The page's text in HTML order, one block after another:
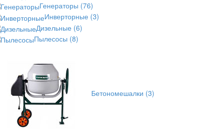
Генераторы (76)
Инверторные (3)
Дизельные (6)
Пылесосы (8)
Бетономешалки (3)